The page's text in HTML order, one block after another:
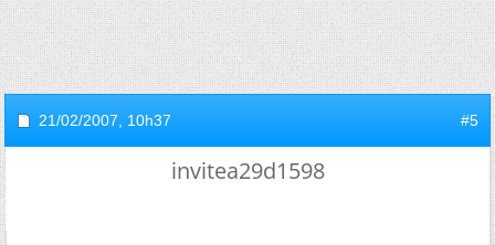
21/02/2007, 10h37 #5
invitea29d1598